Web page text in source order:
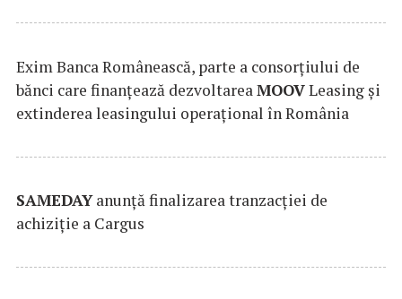
Exim Banca Românească, parte a consorțiului de
bănci care finanțează dezvoltarea MOOVLeasing și
extinderea leasingului operațional în România
SAMEDAYanunță finalizarea tranzacției de
achiziție a Cargus